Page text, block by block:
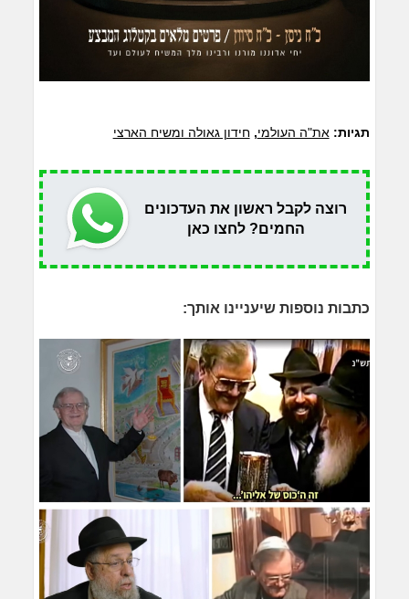
תגיות:את"ה העולמי,חידון גאולה ומשיח הארצי
רוצה לקבל ראשון את העדכונים
החמים? לחצו כאן
כתבות נוספות שיעניינו אותך: